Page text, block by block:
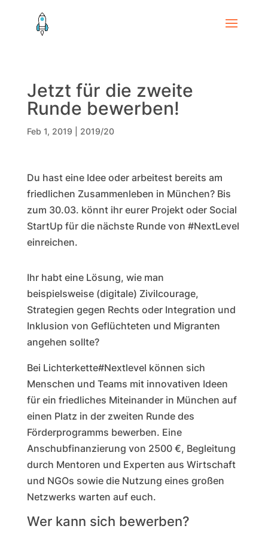
Jetzt für die zweite
Runde bewerben!
Feb 1, 2019 2019/20
Du hast eine Idee oder arbeitest bereits am
friedlichen Zusammenleben in München? Bis
zum 30.03. könnt ihr eurer Projekt oder Social
StartUp für die nächste Runde von #NextLevel
einreichen.
Ihr habt eine Lösung, wie man
beispielsweise (digitale) Zivilcourage,
Strategien gegen Rechts oder Integration und
Inklusion von Geflüchteten und Migranten
angehen sollte?
Bei Lichterkette#Nextlevel können sich
Menschen und Teams mit innovativen Ideen
für ein friedliches Miteinander in München auf
einen Platz in der zweiten Runde des
Förderprogramms bewerben. Eine
Anschubfinanzierung von 2500 €, Begleitung
durch Mentoren und Experten aus Wirtschaft
und NGOs sowie die Nutzung eines großen
Netzwerks warten auf euch.
Wer kann sich bewerben?